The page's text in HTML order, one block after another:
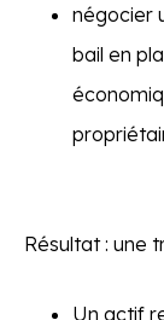
négocier
bail en
Résultat : une
Un actif